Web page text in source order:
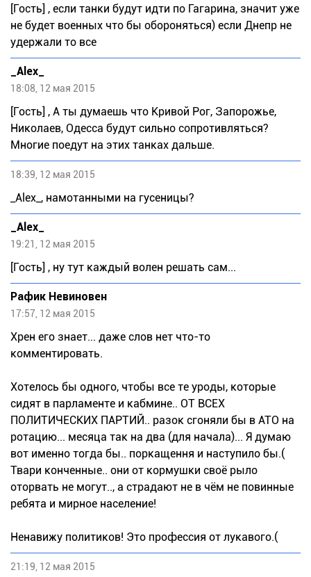
[Гость] , если танки будут идти по Гагарина, значит уже
не будет военных что бы обороняться) если Днепр не
удержали то все
_Alex_
18:08, 12 мая 2015
[Гость] , А ты думаешь что Кривой Рог, Запорожье,
Николаев, Одесса будут сильно сопротивляться?
Многие поедут на этих танках дальше.
18:39, 12 мая 2015
_Аlех_, намотанными на гусеницы?
_Alex_
19:21, 12 мая 2015
[Гость] , ну тут каждый волен решать сам...
Рафик Невиновен
17:57, 12 мая 2015
Хрен его знает... даже слов нет что-то
комментировать.
Хотелось бы одного, чтобы все те уроды, которые
сидят в парламенте и кабмине.. ОТ ВСЕХ
ПОЛИТИЧЕСКИХ ПАРТИЙ.. разок сгоняли бы в АТО на
ротацию... месяца так на два (для начала)... Я думаю
вот именно тогда бы.. поркащення и наступило бы.(
Твари конченные.. они от кормушки своё рыло
оторвать не могут.., а страдают не в чём не повинные
ребята и мирное население!
Ненавижу политиков! Это профессия от лукавого.(
21:19, 12 мая 2015